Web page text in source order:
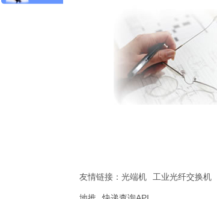
友情链接： 光端机 工业光纤交换机